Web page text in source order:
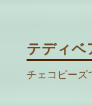
テディベ
チェコビーズ